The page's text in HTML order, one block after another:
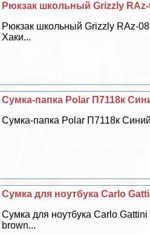
Рюкзак школьный Grizzly RAz-
Рюкзак школьный Grizzly RAz-
Хаки...
Сумка-папка Polar П7118к
Сумка-папка Polar П7118к
Сумка для ноутбука Carlo
Сумка для ноутбука Carlo
brown...